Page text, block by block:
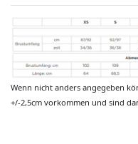
Wenn nicht anders angegeben
+/-2,5cm vorkommen und sind